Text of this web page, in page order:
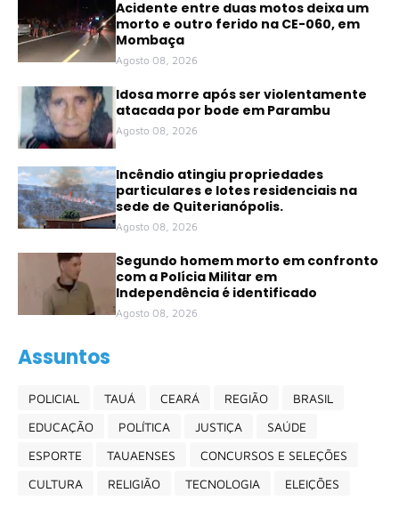
Acidente entre duas motos deixa um
morto e outro ferido na CE-060, em
Mombaça
Agosto 08, 2026
Idosa morre após ser violentamente
atacada por bode em Parambu
Agosto 08, 2026
Incêndio atingiu propriedades
particulares e lotes residenciais na
sede de Quiterianópolis.
Agosto 08, 2026
Segundo homem morto em confronto
com a Polícia Militar em
Independência é identificado
Agosto 08, 2026
Assuntos
POLICIAL TAUÁ CEARÁ REGIÃO
BRASIL
EDUCAÇÃO
POLÍTICA JUSTIÇA
SAÚDE
ESPORTE
TAUAENSES
CONCURSOS E SELEÇÕES
CULTURA
RELIGIÃO TECNOLOGIA ELEIÇÕES